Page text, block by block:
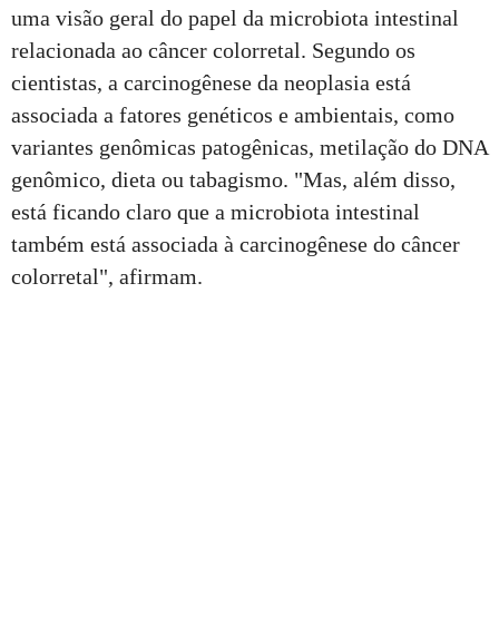
uma visão geral do papel da microbiota intestinal
relacionada ao câncer colorretal. Segundo os
cientistas, a carcinogênese da neoplasia está
associada a fatores genéticos e ambientais, como
variantes genômicas patogênicas, metilação do DNA
genômico, dieta ou tabagismo. "Mas, além disso,
está ficando claro que a microbiota intestinal
também está associada à carcinogênese do câncer
colorretal", afirmam.